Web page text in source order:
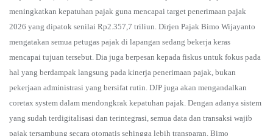
meningkatkan kepatuhan pajak guna mencapai target penerimaan pajak
2026 yang dipatok senilai Rp2.357,7 triliun. Dirjen Pajak Bimo Wijayanto
mengatakan semua petugas pajak di lapangan sedang bekerja keras
mencapai tujuan tersebut. Dia juga berpesan kepada fiskus untuk fokus pada
hal yang berdampak langsung pada kinerja penerimaan pajak, bukan
pekerjaan administrasi yang bersifat rutin. DJP juga akan mengandalkan
coretax system dalam mendongkrak kepatuhan pajak. Dengan adanya sistem
yang sudah terdigitalisasi dan terintegrasi, semua data dan transaksi wajib
pajak tersambung secara otomatis sehingga lebih transparan. Bimo